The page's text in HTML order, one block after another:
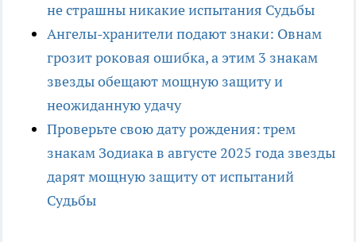
не страшны никакие испытания Судьбы
Ангелы-хранители подают знаки: Овнам
грозит роковая ошибка, а этим 3 знакам
звезды обещают мощную защиту и
неожиданную удачу
Проверьте свою дату рождения: трем
знакам Зодиака в августе 2025 года звезды
дарят мощную защиту от испытаний
Судьбы